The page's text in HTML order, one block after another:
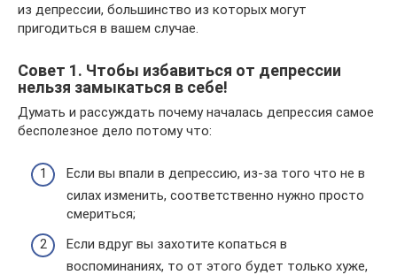
из депрессии, большинство из которых могут
пригодиться в вашем случае.
Совет 1. Чтобы избавиться от депрессии
нельзя замыкаться в себе!
Думать и рассуждать почему началась депрессия самое
бесполезное дело потому что:
Если вы впали в депрессию, из-за того что не в
силах изменить, соответственно нужно просто
смериться;
Если вдруг вы захотите копаться в
воспоминаниях, то от этого будет только хуже,